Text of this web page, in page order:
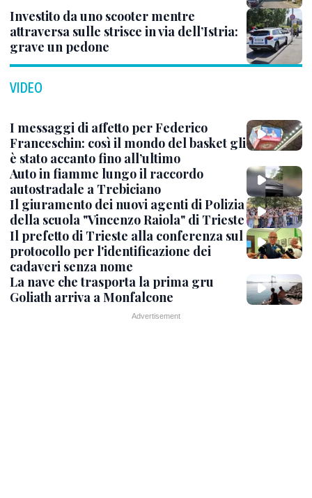
Investito da uno scooter mentre
attraversa sulle strisce in via dell’Istria:
grave un pedone
VIDEO
I messaggi di affetto per Federico
Franceschin: così il mondo del basket gli
è stato accanto fino all’ultimo
Auto in fiamme lungo il raccordo
autostradale a Trebiciano
Il giuramento dei nuovi agenti di Polizia
della scuola "Vincenzo Raiola" di Trieste
Il prefetto di Trieste alla conferenza sul
protocollo per l'identificazione dei
cadaveri senza nome
La nave che trasporta la prima gru
Goliath arriva a Monfalcone